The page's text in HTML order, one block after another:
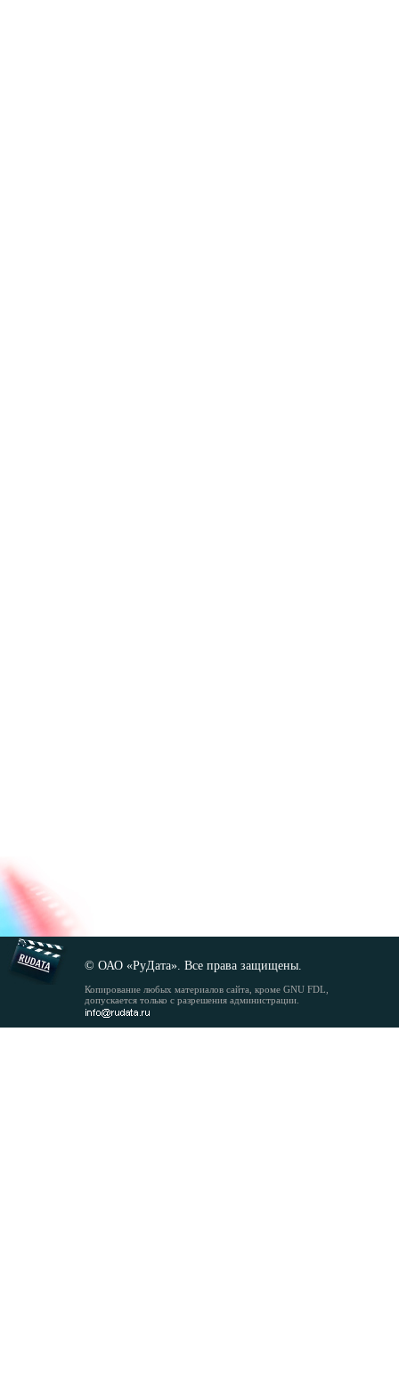
© ОАО «РуДата». Все права защищены.
Копирование любых материалов сайта, кроме GNU FDL,
допускается только с разрешения администрации.